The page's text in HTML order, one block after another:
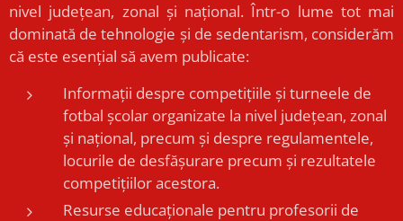
nivel județean, zonal și național. Într-o lume tot mai
dominată de tehnologie și de sedentarism, considerăm
că este esențial să avem publicate:
Informații despre competițiile și turneele de
fotbal școlar organizate la nivel județean, zonal
și național, precum și despre regulamentele,
locurile de desfășurare precum și rezultatele
competițiilor acestora.
Resurse educaționale pentru profesorii de